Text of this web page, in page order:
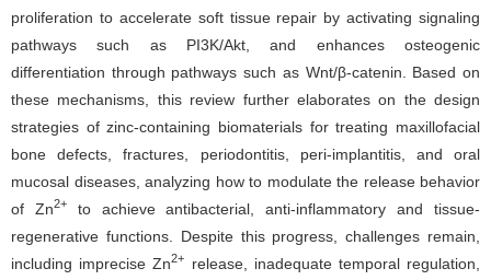
proliferation to accelerate soft tissue repair by activating signaling
pathways such as PI3K/Akt, and enhances osteogenic
differentiation through pathways such as Wnt/β-catenin. Based on
these mechanisms, this review further elaborates on the design
strategies of zinc-containing biomaterials for treating maxillofacial
bone defects, fractures, periodontitis, peri-implantitis, and oral
mucosal diseases, analyzing how to modulate the release behavior
of Zn2+to achieve antibacterial, anti-inflammatory and tissue-
regenerative functions. Despite this progress, challenges remain,
including imprecise Zn2+
release, inadequate temporal regulation,